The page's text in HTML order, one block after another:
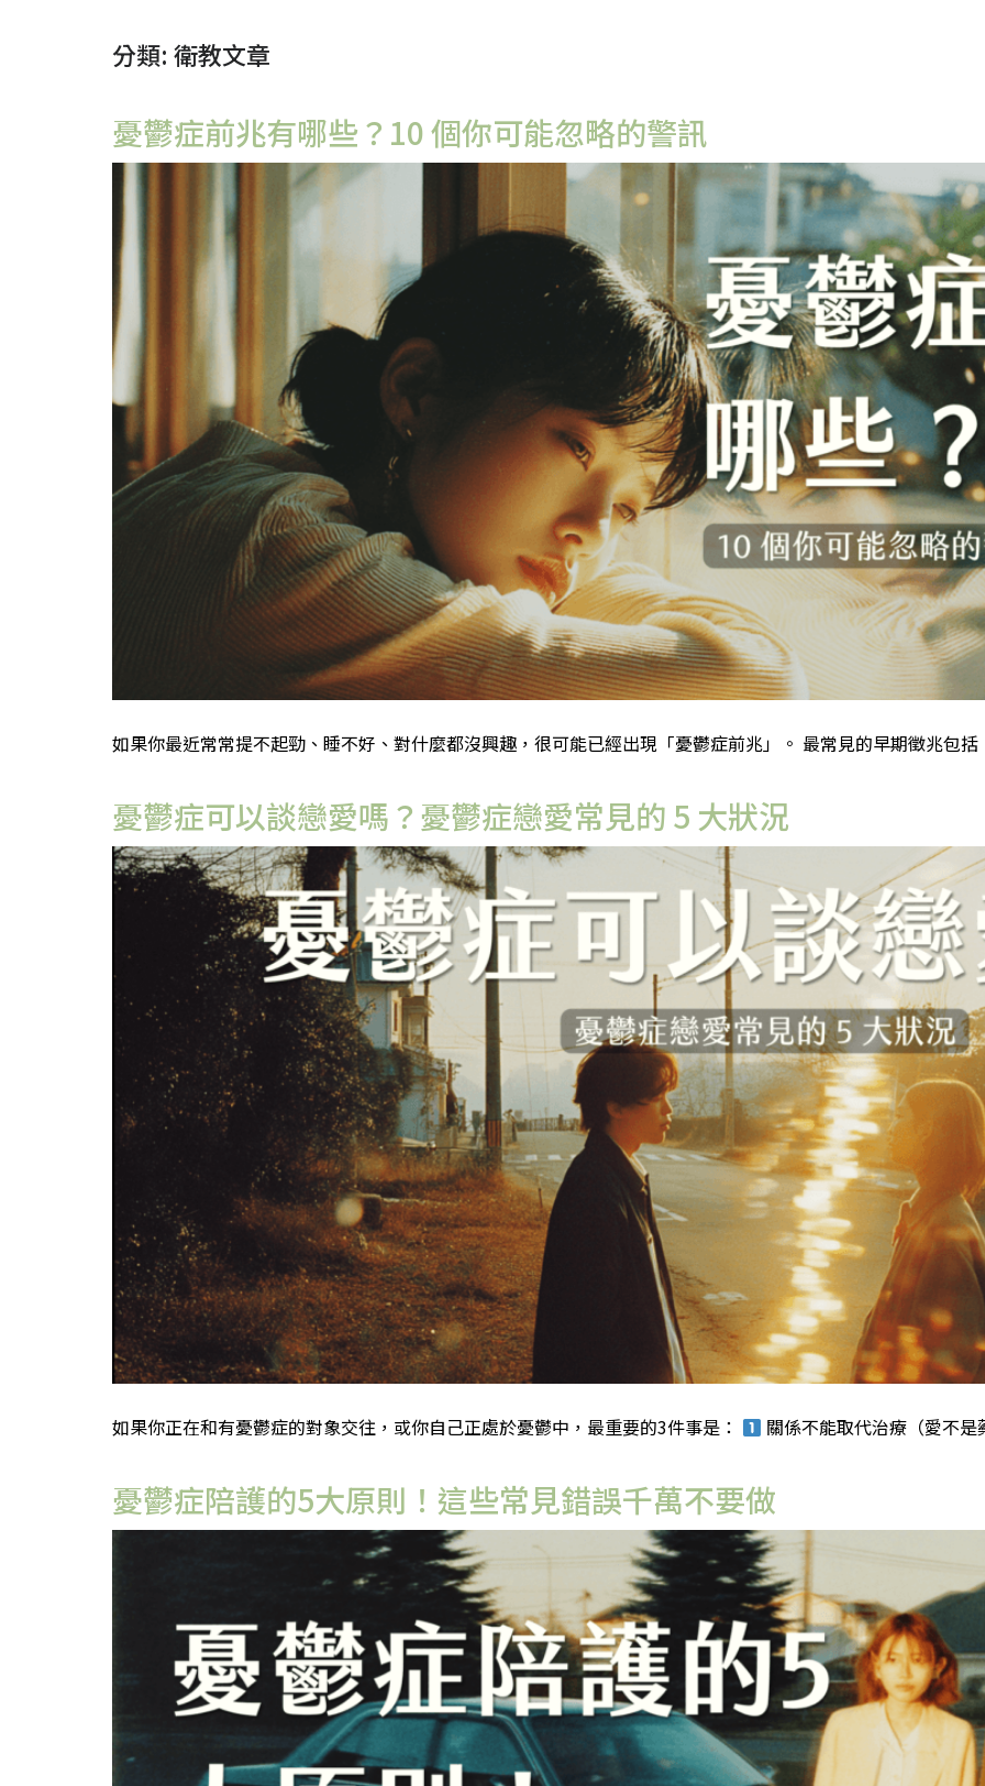
分類: 衛教文章
憂鬱症前兆有哪些？10 個你可能忽略的警訊
如果你最近常常提不起勁、睡不好、對什麼都沒興趣，很可能已經出現「憂鬱症前兆」。 最常見的早期徵兆包
憂鬱症可以談戀愛嗎？憂鬱症戀愛常見的 5 大狀況
如果你正在和有憂鬱症的對象交往，或你自己正處於憂鬱中，最重要的3件事是： 關係不能取代治療（愛不
憂鬱症陪護的5大原則！這些常見錯誤千萬不要做